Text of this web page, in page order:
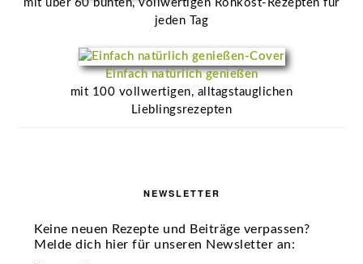
mit über 60 bunten, vollwertigen Rohkost-Rezepten für
jeden Tag
Einfach natürlich genießen
mit 100 vollwertigen, alltagstauglichen
Lieblingsrezepten
NEWSLETTER
Keine neuen Rezepte und Beiträge verpassen?
Melde dich hier für unseren Newsletter an: